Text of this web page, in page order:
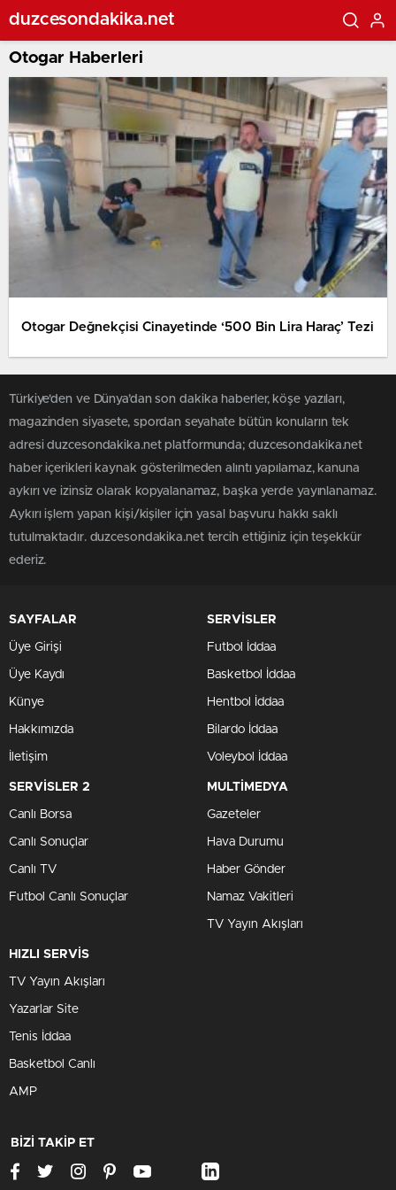
duzcesondakika.net
Otogar Haberleri
Otogar Değnekçisi Cinayetinde ‘500 Bin Lira Haraç’ Tezi
Türkiye'den ve Dünya’dan son dakika haberler, köşe yazıları,
magazinden siyasete, spordan seyahate bütün konuların tek
adresi duzcesondakika.net platformunda; duzcesondakika.net
haber içerikleri kaynak gösterilmeden alıntı yapılamaz, kanuna
aykırı ve izinsiz olarak kopyalanamaz, başka yerde yayınlanamaz.
Aykırı işlem yapan kişi/kişiler için yasal başvuru hakkı saklı
tutulmaktadır. duzcesondakika.net tercih ettiğiniz için teşekkür
ederiz.
SAYFALAR
Üye Girişi
Üye Kaydı
Künye
Hakkımızda
İletişim
SERVİSLER
Futbol İddaa
Basketbol İddaa
Hentbol İddaa
Bilardo İddaa
Voleybol İddaa
SERVİSLER 2
Canlı Borsa
Canlı Sonuçlar
Canlı TV
Futbol Canlı Sonuçlar
MULTİMEDYA
Gazeteler
Hava Durumu
Haber Gönder
Namaz Vakitleri
TV Yayın Akışları
HIZLI SERVİS
TV Yayın Akışları
Yazarlar Site
Tenis İddaa
Basketbol Canlı
AMP
BİZİ TAKİP ET